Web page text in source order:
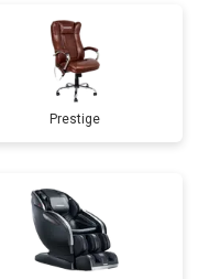
Prestige